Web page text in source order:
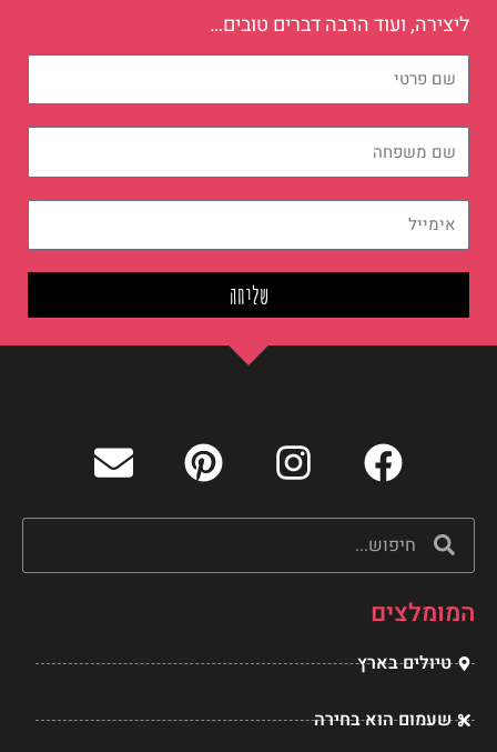
ליצירה, ועוד הרבה דברים טובים…
שם
פרטי
שם
אימייל
שליחה
F
a
c
e
b
o
o
k
I
n
s
t
r
a
P
i
n
t
e
s
E
n
v
e
p
e
חיפושחיפוש
המומלצים
טיולים בארץ
שעמום הוא בחירה